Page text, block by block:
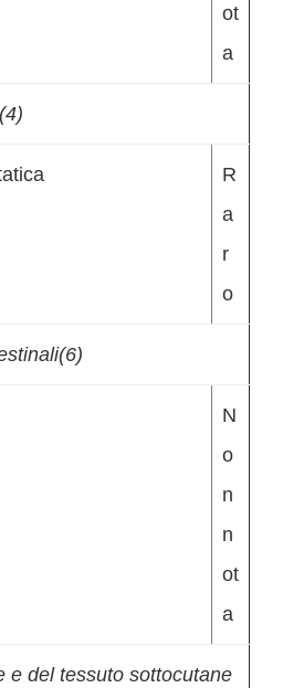
ot
a
R
a
r
o
N
o
n
n
ot
a
e del tessuto sottocutane